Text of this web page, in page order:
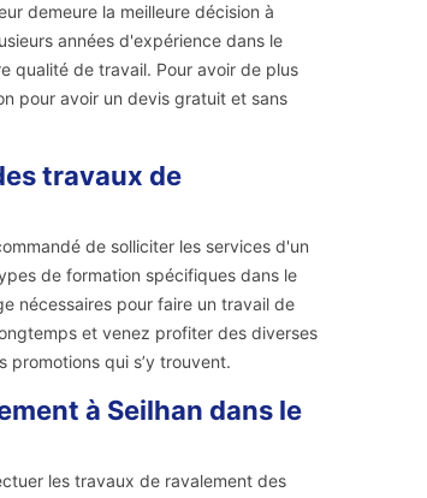
demeure la meilleure décision à
années d'expérience dans le
qualité de travail. Pour avoir de plus
pour avoir un devis gratuit et sans
travaux de
de solliciter les services d'un
de formation spécifiques dans le
nécessaires pour faire un travail de
et venez profiter des diverses
qui s’y trouvent.
à Seilhan dans le
les travaux de ravalement des